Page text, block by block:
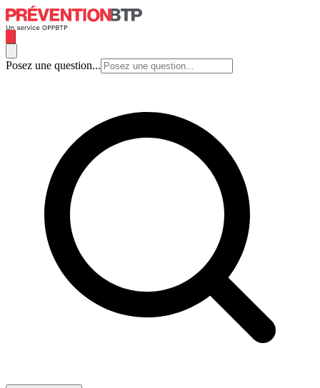
Posez une question...